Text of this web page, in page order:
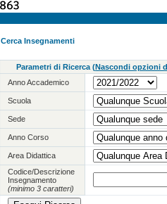
Cerca Insegnamenti
Parametri di Ricerca (Nascondi opzioni
Anno Accademico
Scuola
Sede
Anno Corso
Area Didattica
Codice/Descrizione
Insegnamento
(minimo 3 caratteri)